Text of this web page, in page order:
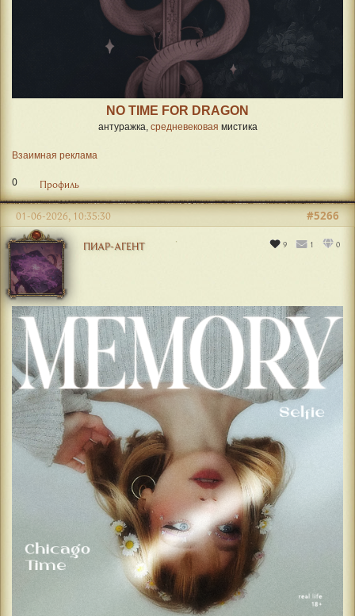
NO TIME FOR DRAGON
антуражка, средневековая мистика
Взаимная реклама
0 Профиль
ПИАР-АГЕНТ 9 1 0
#5266
01-06-2026, 10:35:30